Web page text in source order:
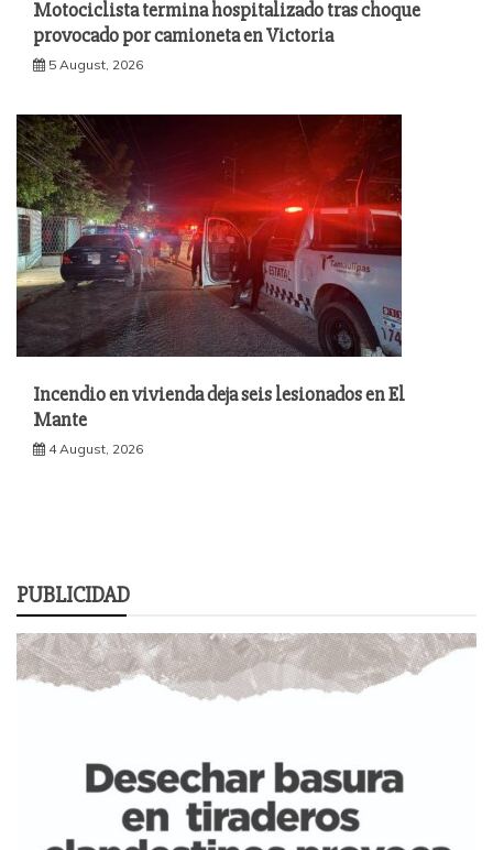
Motociclista termina hospitalizado tras choque
provocado por camioneta en Victoria
5 August, 2026
Incendio en vivienda deja seis lesionados en El
Mante
4 August, 2026
PUBLICIDAD